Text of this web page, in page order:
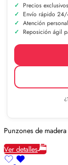
Precios
Envío rápido
Atención
Reposición ágil
Punzones de
Ver detalles